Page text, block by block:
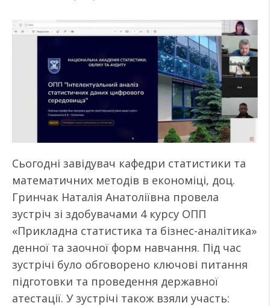
Сьогодні завідувач кафедри статистики та
математичних методів в економіці, доц.
Гринчак Наталія Анатоліївна провела
зустріч зі здобувачами 4 курсу ОПП
«Прикладна статистика та бізнес-аналітика»
денної та заочної форм навчання. Під час
зустрічі було обговорено ключові питання
підготовки та проведення державної
атестації. У зустрічі також взяли участь: